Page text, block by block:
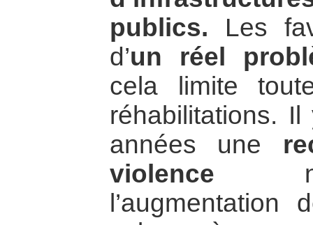
publics. Les
d’un réel
cela limite
réhabilitations.
années une
violence
l’augmentation